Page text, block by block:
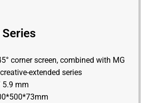
Series
corner screen, combined with MG
extended series
5.9 mm